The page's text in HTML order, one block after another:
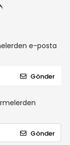
e-posta
Gönder
Gönder